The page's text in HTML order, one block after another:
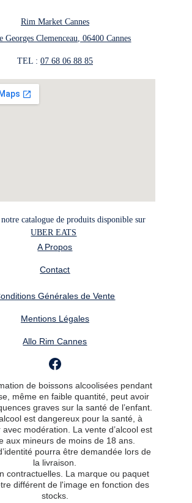
Contact
A Propos
de boissons alcoolisées pendant
même en faible quantité, peut avoir
graves sur la santé de l’enfant.
est dangereux pour la santé, à
modération. La vente d’alcool est
aux mineurs de moins de 18 ans.
pourra être demandée lors de
la livraison.
contractuelles. La marque ou paquet
différent de l'image en fonction des
stocks.
Générales de Vente
Mentions Légales
Allo Rim Cannes
catalogue de produits disponible sur
UBER EATS
Rim Market Cannes
Georges Clemenceau, 06400 Cannes
TEL : 07 68 06 88 85